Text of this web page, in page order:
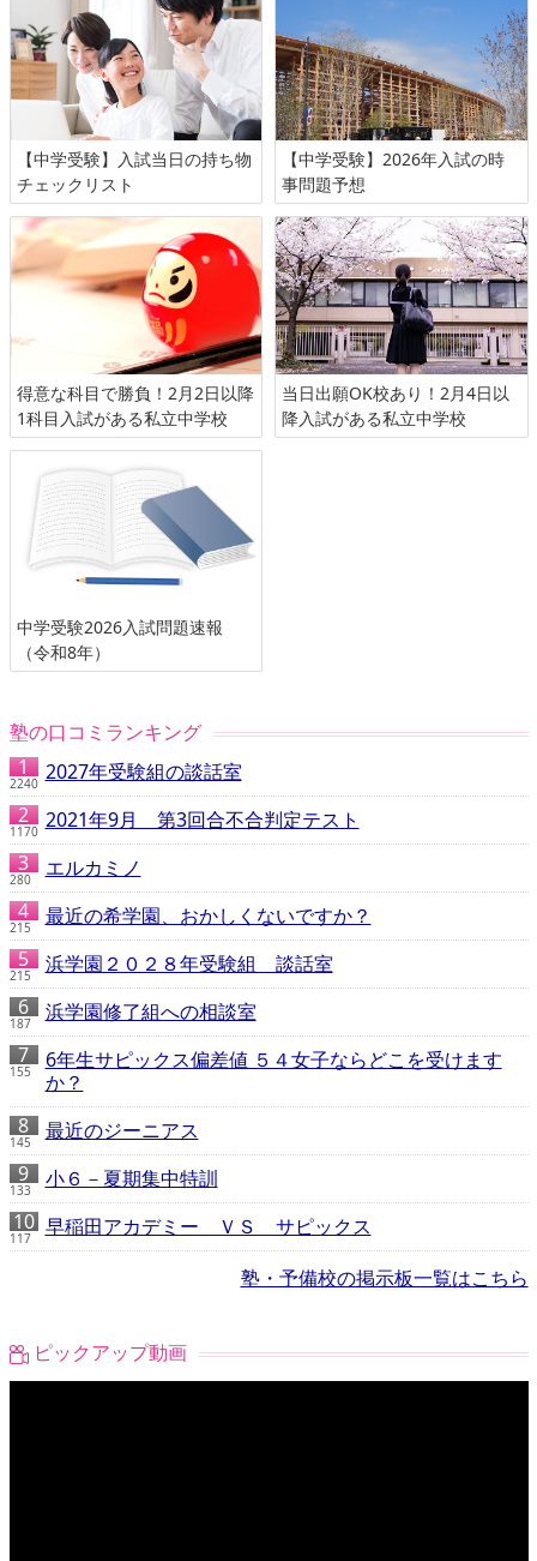
【中学受験】入試当日の持ち物
チェックリスト
【中学受験】2026年入試の時
事問題予想
得意な科目で勝負！2月2日以降
1科目入試がある私立中学校
当日出願OK校あり！2月4日以
降入試がある私立中学校
中学受験2026入試問題速報
（令和8年）
塾の口コミランキング
2240 2027年受験組の談話室
1170 2021年9月 第3回合不合判定テスト
280 エルカミノ
215 最近の希学園、おかしくないですか？
215 浜学園２０２８年受験組 談話室
187 浜学園修了組への相談室
155
6年生サピックス偏差値 ５４女子ならどこを受けます
か？
145 最近のジーニアス
133 小６－夏期集中特訓
117
早稲田アカデミー ＶＳ サピックス
塾・予備校の掲示板一覧はこちら
ピックアップ動画